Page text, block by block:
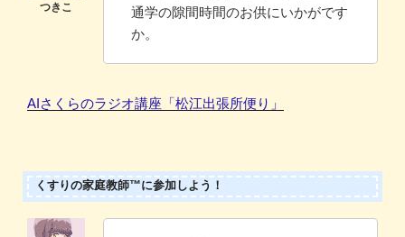
通学の隙間時間のお供にいかがです
か。
AIさくらのラジオ講座「松江出張所便り」
くすりの家庭教師™に参加しよう！